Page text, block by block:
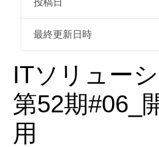
投稿日
最終更新日時
ITソリュー
第52期#06_
用